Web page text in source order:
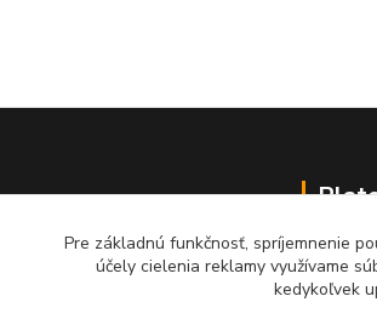
Pre základnú funkčnosť, spríjemnenie
účely cielenia reklamy využívame
kedykoľvek